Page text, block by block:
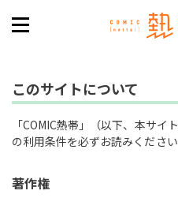
このサイトについて
「COMIC熱帯」（以下、本サ
の利用条件を必ずお読みください
著作権